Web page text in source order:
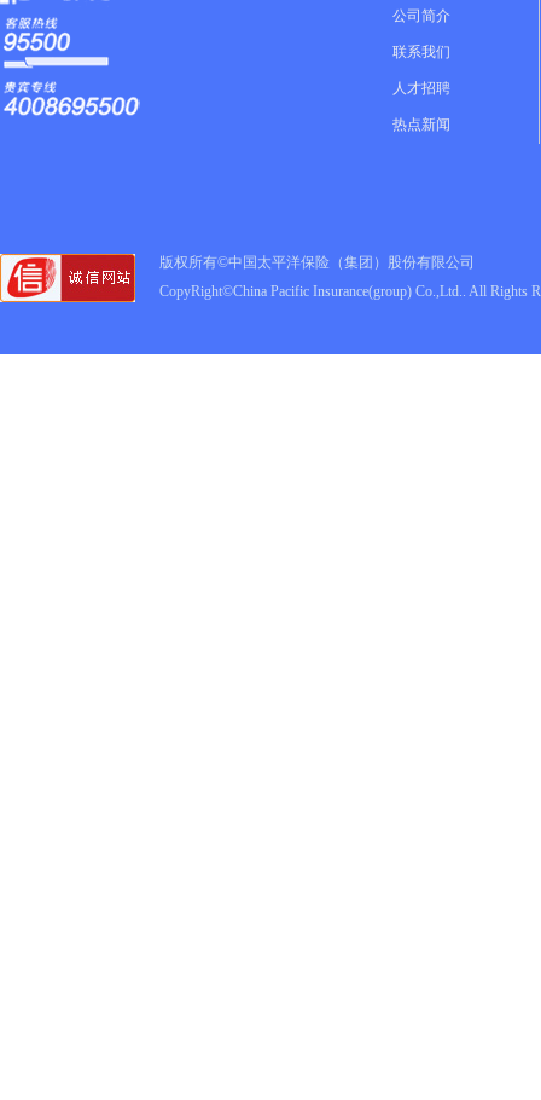
公司简介
联系我们
人才招聘
热点新闻
版权所有©中国太平洋保险（集团）股份有限公司
CopyRight©China Pacific Insurance(group) Co.,Ltd.. All Rights